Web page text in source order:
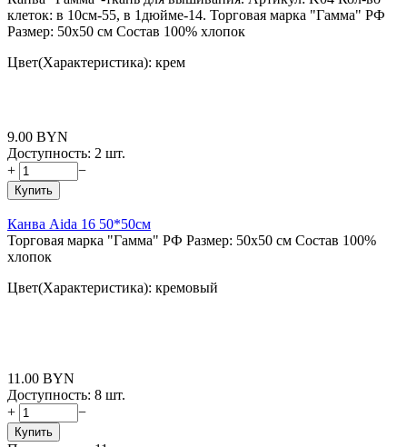
клеток: в 10см-55, в 1дюйме-14. Торговая марка "Гамма" РФ
Размер: 50x50 см Состав 100% хлопок
Цвет(Характеристика): крем
9.00 BYN
Доступность: 2 шт.
+
−
Купить
Канва Aida 16 50*50см
Торговая марка "Гамма" РФ Размер: 50x50 см Состав 100%
хлопок
Цвет(Характеристика): кремовый
11.00 BYN
Доступность: 8 шт.
+
−
Купить